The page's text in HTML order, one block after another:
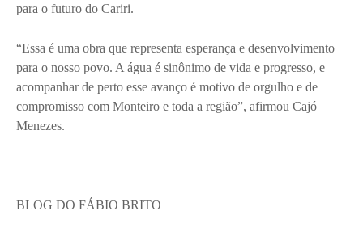
para o futuro do Cariri.
“Essa é uma obra que representa esperança e desenvolvimento
para o nosso povo. A água é sinônimo de vida e progresso, e
acompanhar de perto esse avanço é motivo de orgulho e de
compromisso com Monteiro e toda a região”, afirmou Cajó
Menezes.
BLOG DO FÁBIO BRITO